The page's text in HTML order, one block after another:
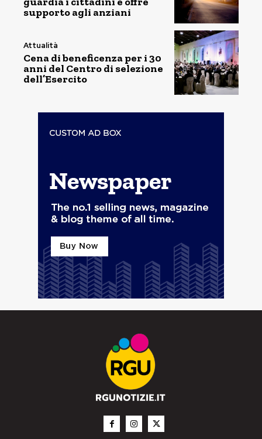
supporto agli anziani
Attualità
Cena di beneficenza per i 30
anni del Centro di selezione
dell’Esercito